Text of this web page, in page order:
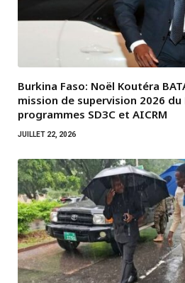
Burkina Faso: Noël Koutéra
mission de supervision 2026 du
programmes SD3C et AICRM
JUILLET 22, 2026